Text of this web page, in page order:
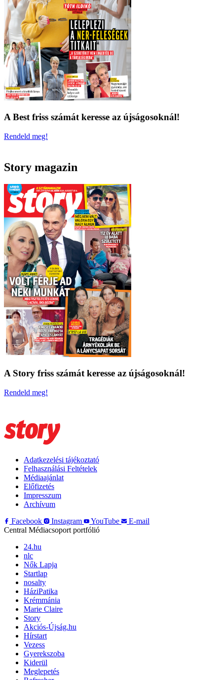
A Best friss számát keresse az újságosoknál!
Rendeld meg!
Story magazin
A Story friss számát keresse az újságosoknál!
Rendeld meg!
Adatkezelési tájékoztató
Felhasználási Feltételek
Médiaajánlat
Előfizetés
Impresszum
Archívum
Facebook
Instagram YouTube
E-mail
Central Médiacsoport portfólió
24.hu
nlc
Nők Lapja
Startlap
nosalty
HáziPatika
Krémmánia
Marie Claire
Story
Akciós-Újság.hu
Hírstart
Vezess
Gyerekszoba
Kiderül
Meglepetés